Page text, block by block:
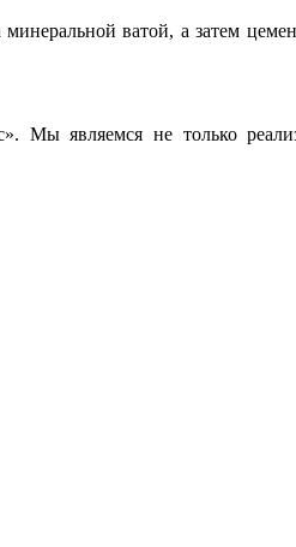
ватой, а затем
Мы являемся не только